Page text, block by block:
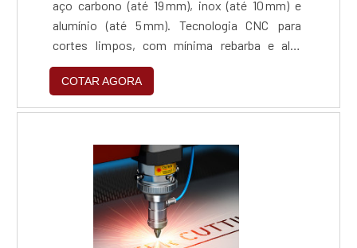
aço carbono (até 19 mm), inox (até 10 mm) e
alumínio (até 5 mm). Tecnologia CNC para
cortes limpos, com mínima rebarba e alta
repetibilidade. Compatível com arquivos
vetoriais (.dxf, .dwg, .ai) e ideal para projetos
técnicos com tolerância dimensional rigorosa.
para produção sob medida ou em escala, com
suporte técnico especializado e foco na
qualidade e eficiência.
COTAR AGORA